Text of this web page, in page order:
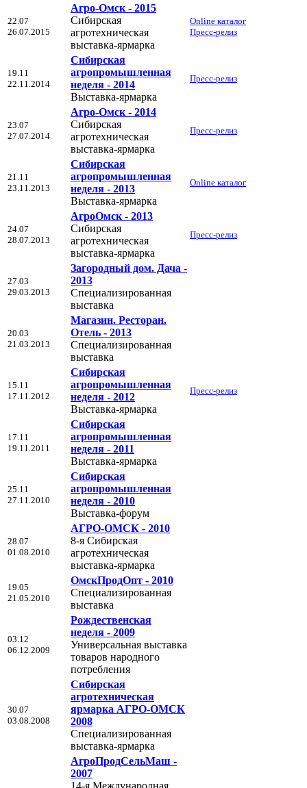
22.07
26.07.2015
Агро-Омск - 2015
Сибирская
агротехническая
выставка-ярмарка
Online каталог
Пресс-релиз
19.11
22.11.2014
Сибирская
агропромышленная
неделя - 2014
Выставка-ярмарка
Пресс-релиз
23.07
27.07.2014
Агро-Омск - 2014
Сибирская
агротехническая
выставка-ярмарка
Пресс-релиз
21.11
23.11.2013
Сибирская
агропромышленная
неделя - 2013
Выставка-ярмарка
Online каталог
24.07
28.07.2013
АгроОмск - 2013
Сибирская
агротехническая
выставка-ярмарка
Пресс-релиз
27.03
29.03.2013
Загородный дом. Дача -
2013
Специализированная
выставка
20.03
21.03.2013
Магазин. Ресторан.
Отель - 2013
Специализированная
выставка
15.11
17.11.2012
Сибирская
агропромышленная
неделя - 2012
Выставка-ярмарка
Пресс-релиз
17.11
19.11.2011
Сибирская
агропромышленная
неделя - 2011
Выставка-ярмарка
25.11
27.11.2010
Сибирская
агропромышленная
неделя - 2010
Выставка-форум
28.07
01.08.2010
АГРО-ОМСК - 2010
8-я Сибирская
агротехническая
выставка-ярмарка
19.05
21.05.2010
ОмскПродОпт - 2010
Специализированная
выставка
03.12
06.12.2009
Рождественская
неделя - 2009
Универсальная выставка
товаров народного
потребления
30.07
03.08.2008
Сибирская
агротехническая
ярмарка АГРО-ОМСК
2008
Специализированная
выставка-ярмарка
АгроПродСельМаш -
2007